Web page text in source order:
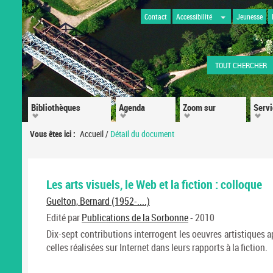
Contact Accessibilité Jeunesse
TOUT CHERCHER
Vous êtes ici : Accueil/ Détail du document
Bibliothèques Agenda Zoom sur
Les arts visuels, le Web et la fiction : colloque
Guelton, Bernard (1952-....)
Edité parPublications de la Sorbonne- 2010
Dix-sept contributions interrogent les oeuvres artistiques
celles réalisées sur Internet dans leurs rapports à la fiction.